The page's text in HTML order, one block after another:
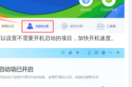
置不需要开机启动的项目，加快开机速度。